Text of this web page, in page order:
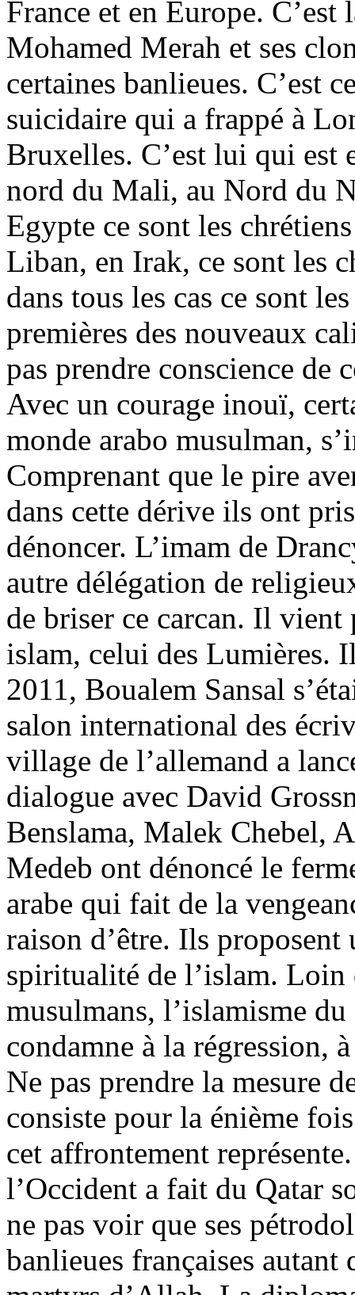
France et en Europe.
Mohamed Merah et ses
certaines banlieues. C’est
suicidaire qui a frappé à
Bruxelles. C’est lui qui est
nord du Mali, au Nord du
Egypte ce sont les
Liban, en Irak, ce sont les
dans tous les cas ce sont
premières des nouveaux
pas prendre conscience de
Avec un courage inouï,
monde arabo musulman,
Comprenant que le pire
dans cette dérive ils ont
dénoncer. L’imam de
autre délégation de
de briser ce carcan. Il vient
islam, celui des Lumières.
2011, Boualem Sansal
salon international des
village de l’allemand a
dialogue avec David
Benslama, Malek Chebel,
Medeb ont dénoncé le
arabe qui fait de la
raison d’être. Ils proposent
spiritualité de l’islam. Loin
musulmans, l’islamisme
condamne à la régression,
Ne pas prendre la mesure
consiste pour la énième
cet affrontement
l’Occident a fait du Qatar
ne pas voir que ses
banlieues françaises autant